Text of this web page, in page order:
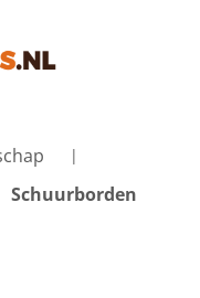
Schuurborden